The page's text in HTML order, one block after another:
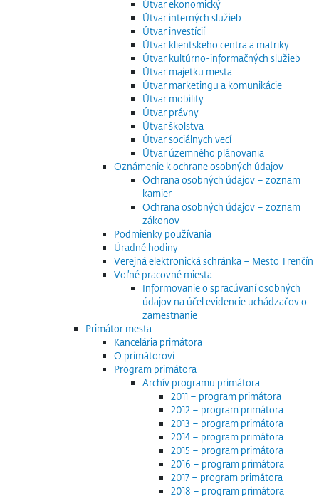
Útvar ekonomický
Útvar interných služieb
Útvar investícií
Útvar klientskeho centra a matriky
Útvar kultúrno-informačných služieb
Útvar majetku mesta
Útvar marketingu a komunikácie
Útvar mobility
Útvar právny
Útvar školstva
Útvar sociálnych vecí
Útvar územného plánovania
Oznámenie k ochrane osobných údajov
Ochrana osobných údajov – zoznam
kamier
Ochrana osobných údajov – zoznam
zákonov
Podmienky používania
Úradné hodiny
Verejná elektronická schránka – Mesto Trenčín
Voľné pracovné miesta
Informovanie o spracúvaní osobných
údajov na účel evidencie uchádzačov o
zamestnanie
Primátor mesta
Kancelária primátora
O primátorovi
Program primátora
Archív programu primátora
2011 – program primátora
2012 – program primátora
2013 – program primátora
2014 – program primátora
2015 – program primátora
2016 – program primátora
2017 – program primátora
2018 – program primátora